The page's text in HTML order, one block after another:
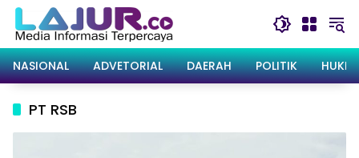
Langsung
konten
NASIONAL
ADVETORIAL DAERAH POLITIK
PT RSB